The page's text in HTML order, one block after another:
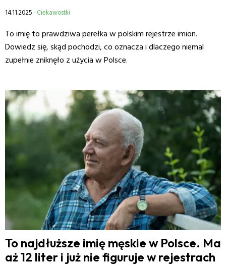
14.11.2025- Ciekawostki
To imię to prawdziwa perełka w polskim rejestrze imion.
Dowiedz się, skąd pochodzi, co oznacza i dlaczego niemal
zupełnie zniknęło z użycia w Polsce.
To najdłuższe imię męskie w Polsce. Ma
aż 12 liter i już nie figuruje w rejestrach